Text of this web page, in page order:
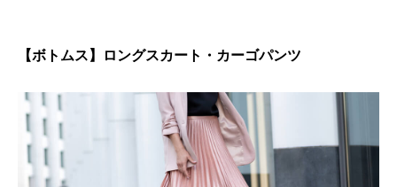
【ボトムス】ロングスカート・カーゴパンツ